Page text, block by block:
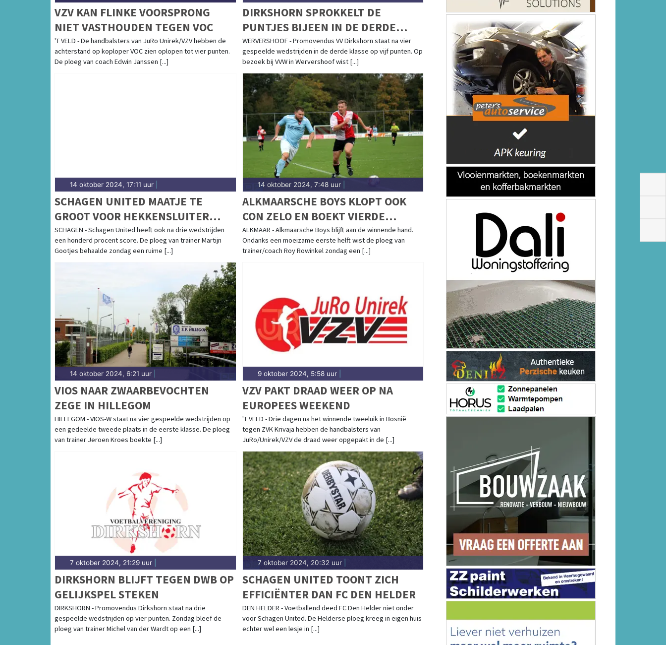
VZV KAN FLINKE VOORSPRONG
NIET VASTHOUDEN TEGEN VOC
'T VELD - De handbalsters van JuRo Unirek/VZV hebben de
achterstand op koploper VOC zien oplopen tot vier punten.
De ploeg van coach Edwin Janssen [...]
DIRKSHORN SPROKKELT DE
PUNTJES BIJEEN IN DE DERDE
KLASSE
WERVERSHOOF - Promovendus VV Dirkshorn staat na vier
gespeelde wedstrijden in de derde klasse op vijf punten. Op
bezoek bij VVW in Wervershoof wist [...]
14 oktober 2024, 17:11 uur
SCHAGEN UNITED MAATJE TE
GROOT VOOR HEKKENSLUITER
DWOW
SCHAGEN - Schagen United heeft ook na drie wedstrijden
een honderd procent score. De ploeg van trainer Martijn
Gootjes behaalde zondag een ruime [...]
14 oktober 2024, 7:48 uur|
ALKMAARSCHE BOYS KLOPT OOK
CON ZELO EN BOEKT VIERDE
OVERWINNING OP RIJ
ALKMAAR - Alkmaarsche Boys blijft aan de winnende hand.
Ondanks een moeizame eerste helft wist de ploeg van
trainer/coach Roy Rowinkel zondag een [...]
14 oktober 2024, 6:21 uur
VIOS NAAR ZWAARBEVOCHTEN
ZEGE IN HILLEGOM
HILLEGOM - VIOS-W staat na vier gespeelde wedstrijden op
een gedeelde tweede plaats in de eerste klasse. De ploeg
van trainer Jeroen Kroes boekte [...]
9 oktober 2024, 5:58 uur|
VZV PAKT DRAAD WEER OP NA
EUROPEES WEEKEND
'T VELD - Drie dagen na het winnende tweeluik in Bosnië
tegen ZVK Krivaja hebben de handbalsters van
JuRo/Unirek/VZV de draad weer opgepakt in de [...]
7 oktober 2024, 21:29 uur
DIRKSHORN BLIJFT TEGEN DWB OP
GELIJKSPEL STEKEN
DIRKSHORN - Promovendus Dirkshorn staat na drie
gespeelde wedstrijden op vier punten. Zondag bleef de
ploeg van trainer Michel van der Wardt op een [...]
7 oktober 2024, 20:32 uur|
SCHAGEN UNITED TOONT ZICH
EFFICIËNTER DAN FC DEN HELDER
DEN HELDER - Voetballend deed FC Den Helder niet onder
voor Schagen United. De Helderse ploeg kreeg in eigen huis
echter wel een lesje in [...]